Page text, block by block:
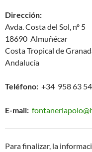
Dirección:
Avda. Costa del Sol, nº 5
18690 Almuñécar
Costa Tropical de
Andalucía
Teléfono: +34 958 63
E-mail:
Para finalizar, la